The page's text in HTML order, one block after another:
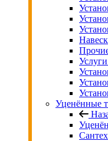
Уценённые